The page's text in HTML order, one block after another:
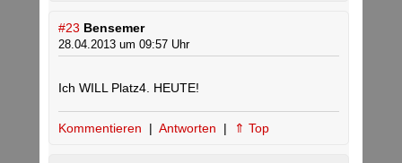
#23 Bensemer
28.04.2013 um 09:57 Uhr
Ich WILL Platz4. HEUTE!
Kommentieren | Antworten | ⇑ Top